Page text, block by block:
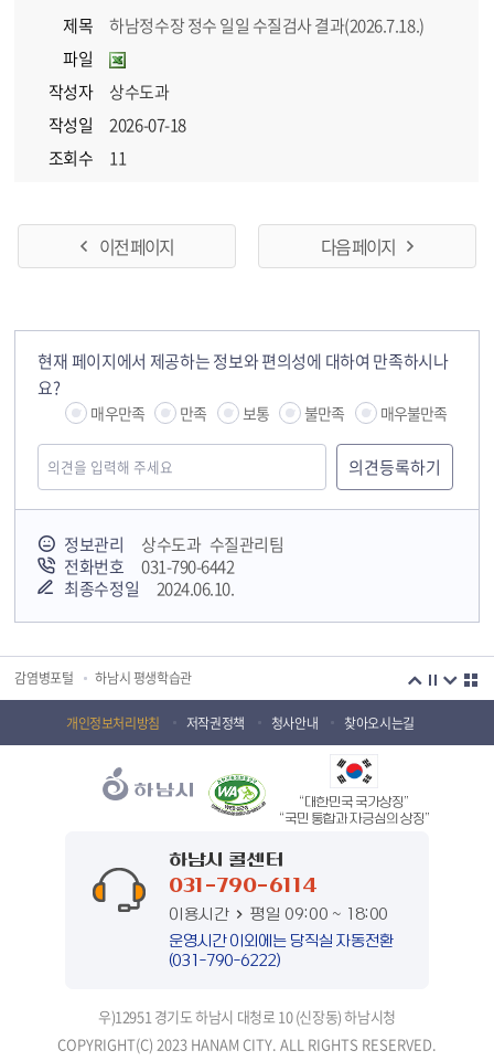
제목
하남정수장 정수 일일 수질검사 결과(2026.7.18.)
파일
작성자
상수도과
작성일
2026-07-18
조회수
11
이전 페이지 다음 페이지
현재 페이지에서 제공하는 정보와 편의성에 대하여 만족하시나
요?
매우만족 만족 보통 불만족 매우불만족
정보관리
상수도과 수질관리팀
전화번호
031-790-6442
최종수정일
2024.06.10.
국민안전교육플랫폼
하남종합운동장 국민체육센터 하남문화재단 하남역사박물관
하남시 가족센터
하남시정신건강복지센터
(재)하남시자원봉사센터 하남시환경교육센터
하남시 장애인 무료법률 상담센터 경기도의회 하남상담소
경기바로
경기도남한산성세계유산센터 정부입법지원센터
개인정보처리방침 저작권정책 청사안내 찾아오시는길
우)12951 경기도 하남시 대청로 10 (신장동) 하남시청
COPYRIGHT(C) 2023 HANAM CITY. ALL RIGHTS RESERVED.
하남시 콜센터
031-790-6114
이용시간
평일 09:00 ~ 18:00
운영시간 이외에는 당직실 자동전환
(031-790-6222)
“대한민국 국가상징”
“국민 통합과 자긍심의 상징”